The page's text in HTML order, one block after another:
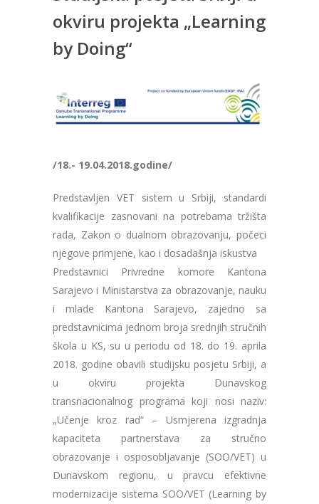
okviru projekta „Learning
by Doing“
/18.- 19.04.2018.godine/
Predstavljen VET sistem u Srbiji, standardi
kvalifikacije zasnovani na potrebama tržišta
rada, Zakon o dualnom obrazovanju, počeci
njegove primjene, kao i dosadašnja iskustva
Predstavnici Privredne komore Kantona
Sarajevo i Ministarstva za obrazovanje, nauku
i mlade Kantona Sarajevo, zajedno sa
predstavnicima jednom broja srednjih stručnih
škola u KS, su u periodu od 18. do 19. aprila
2018. godine obavili studijsku posjetu Srbiji, a
u okviru projekta Dunavskog
transnacionalnog programa koji nosi naziv:
„Učenje kroz rad“ – Usmjerena izgradnja
kapaciteta partnerstava za stručno
obrazovanje i osposobljavanje (SOO/VET) u
Dunavskom regionu, u pravcu efektivne
modernizacije sistema SOO/VET (Learning by